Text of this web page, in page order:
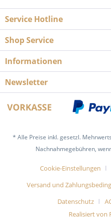
Service Hotline
Shop Service
Informationen
Newsletter
* Alle Preise inkl. gesetzl.
Nachnahmegebühren,
Cookie-Einstellungen
Versand und
Datenschutz
Realisiert von